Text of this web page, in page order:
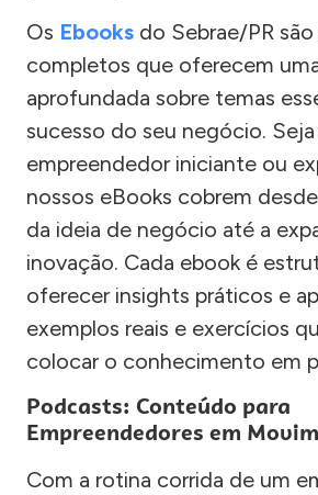
Os Ebooks do Sebrae/PR são
completos que oferecem
aprofundada sobre temas
sucesso do seu negócio.
empreendedor iniciante ou
nossos eBooks cobrem
da ideia de negócio até a
inovação. Cada ebook é
oferecer insights práticos e
exemplos reais e exercícios
colocar o conhecimento em
Podcasts: Conteúdo para
Empreendedores em
Com a rotina corrida de um